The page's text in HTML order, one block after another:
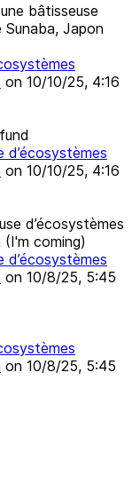
bâtisseuse
Sunaba, Japon
on 10/10/25, 4:16
d’écosystèmes
on 10/10/25, 4:16
d’écosystèmes
coming)
d’écosystèmes
on 10/8/25, 5:45
on 10/8/25, 5:45